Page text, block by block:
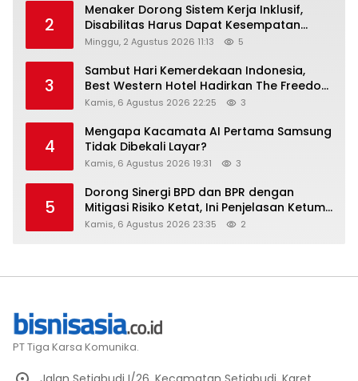
2
Menaker Dorong Sistem Kerja Inklusif,
Disabilitas Harus Dapat Kesempatan
Setara
Minggu, 2 Agustus 2026 11:13 5
3
Sambut Hari Kemerdekaan Indonesia,
Best Western Hotel Hadirkan The Freedom
Stay Diskon Hingga 45%
Kamis, 6 Agustus 2026 22:25 3
4
Mengapa Kacamata AI Pertama Samsung
Tidak Dibekali Layar?
Kamis, 6 Agustus 2026 19:31 3
5
Dorong Sinergi BPD dan BPR dengan
Mitigasi Risiko Ketat, Ini Penjelasan Ketum
Asbanda
Kamis, 6 Agustus 2026 23:35 2
PT Tiga Karsa Komunika.